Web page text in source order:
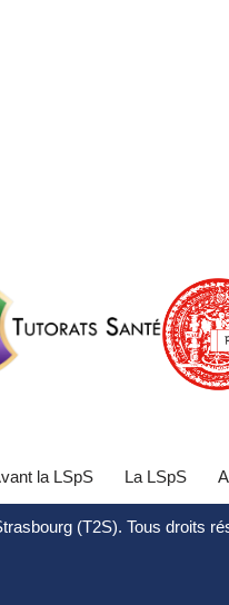
la LSpS La LSpS
(T2S). Tous droits